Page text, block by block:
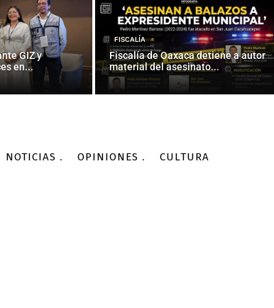
GIZ y
en...
FISCALÍA
Fiscalía de Oaxaca detiene a autor
material del asesinato...
NOTICIAS OPINIONES CULTURA
CONACYT 29/02/2016